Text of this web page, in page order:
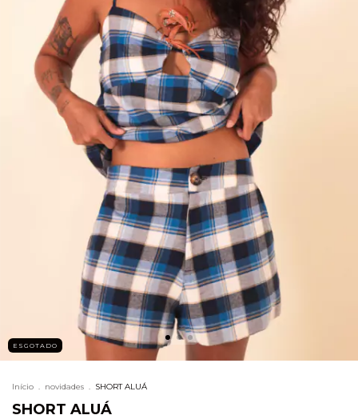
ESGOTADO
Início . novidades . SHORT ALUÁ
SHORT ALUÁ